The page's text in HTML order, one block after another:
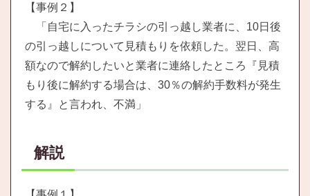
【事例２】
「自宅に入ったチラシの引っ越し業者に、10日後
の引っ越しについて見積もりを依頼した。翌日、高
額なので解約したいと業者に連絡したところ『見積
もり後に解約する場合は、30％の解約手数料が発生
する』と言われ、不満」
解説